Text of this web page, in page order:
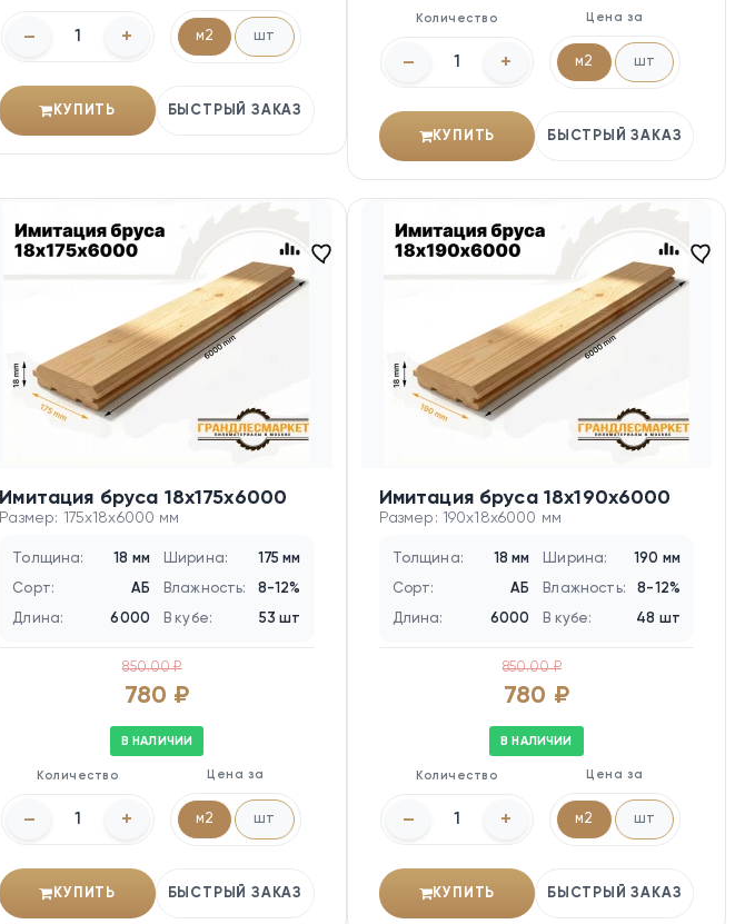
– + м2 шт
КУПИТЬ БЫСТРЫЙ ЗАКАЗ
Количество
– +
Цена за
м2 шт
КУПИТЬ БЫСТРЫЙ ЗАКАЗ
Имитация бруса 18х175х6000
Размер: 175x18x6000 мм
Толщина: 18 мм Ширина: 175 мм
Сорт: АБ Влажность: 8-12%
Длина: 6000 В кубе: 53 шт
850.00 ₽
780 ₽
В НАЛИЧИИ
Количество
– +
Цена за
м2 шт
КУПИТЬ БЫСТРЫЙ ЗАКАЗ
Имитация бруса 18х190х6000
Размер: 190x18x6000 мм
Толщина: 18 мм Ширина: 190 мм
Сорт: АБ Влажность: 8-12%
Длина: 6000 В кубе: 48 шт
850.00 ₽
780 ₽
В НАЛИЧИИ
Количество
– +
Цена за
м2 шт
КУПИТЬ БЫСТРЫЙ ЗАКАЗ